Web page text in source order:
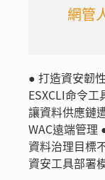
網管
● 打造資安韌
ESXCLI命令
讓資料供應鏈
WAC遠端管
資料治理目標
資安工具部署